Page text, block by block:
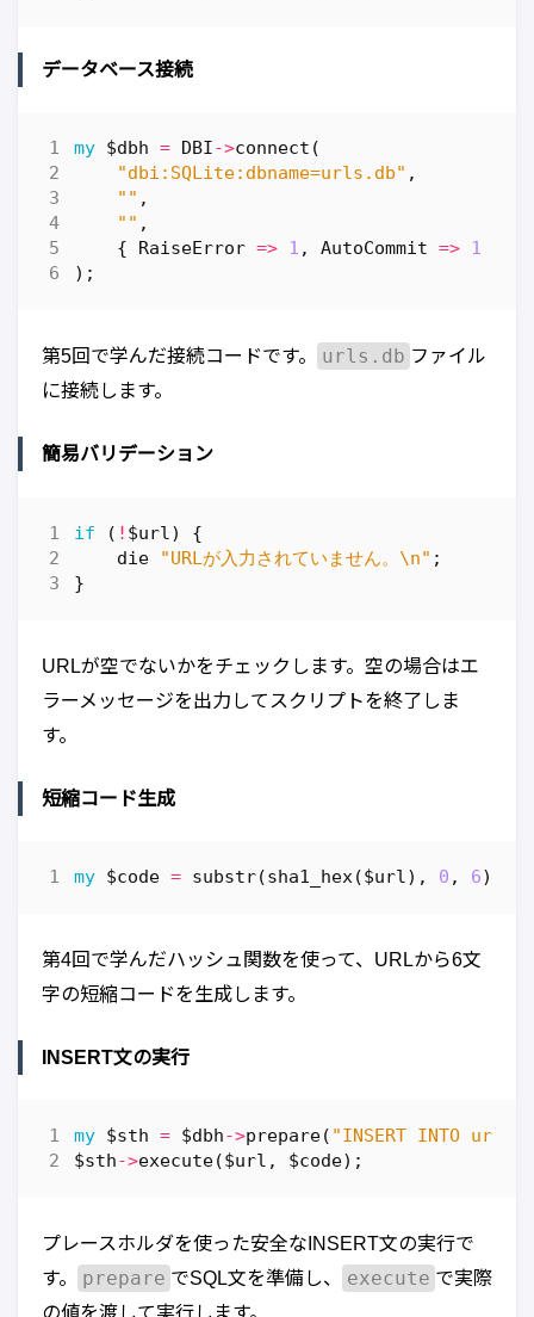
データベース接続
my $dbh = DBI->connect (
"dbi:SQLite:dbname=urls.db" ,
"" ,
"" ,
{
RaiseError => 1 , AutoCommit => 1
);
第5回で学んだ接続コードです。 urls.db ファイル
に接続します。
簡易バリデーション
if ( ! $url)
{
die
"URLが入力されていません。\n" ;
}
URLが空でないかをチェックします。空の場合はエ
ラーメッセージを出力してスクリプトを終了しま
す。
短縮コード生成
my $code = substr(sha1_hex($url), 0 , 6);
第4回で学んだハッシュ関数を使って、URLから6文
字の短縮コードを生成します。
INSERT文の実行
my $sth = $dbh->prepare( "INSERT INTO
$sth->execute($url , $code);
プレースホルダを使った安全なINSERT文の実行で
す。
prepare でSQL文を準備し、 execute で実際